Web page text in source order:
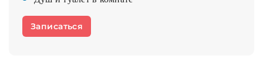
Записаться